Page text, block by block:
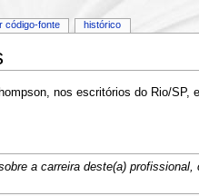
nos escritórios do Rio/
a carreira deste(a)
código-fonte histórico